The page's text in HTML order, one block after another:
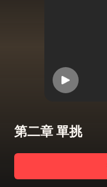
第二章 單挑